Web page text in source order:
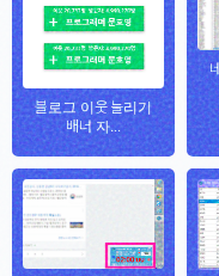
블로그 이웃 늘리기
배너 자...